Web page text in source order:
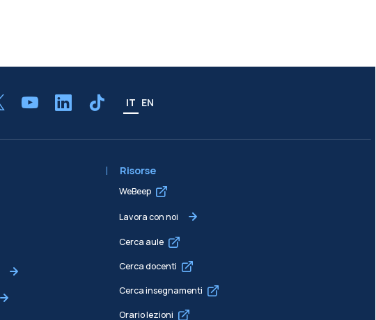
IT EN
Risorse
WeBeep
Lavora con noi
Cerca aule
Cerca docenti
Cerca insegnamenti
Orario lezioni